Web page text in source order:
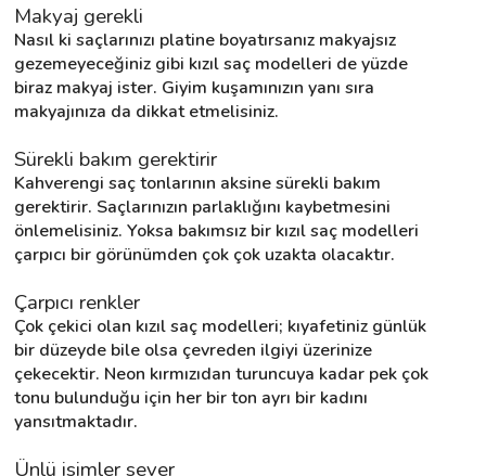
Makyaj gerekli
Nasıl ki saçlarınızı platine boyatırsanız makyajsız
gezemeyeceğiniz gibi kızıl saç modelleri de yüzde
biraz makyaj ister. Giyim kuşamınızın yanı sıra
makyajınıza da dikkat etmelisiniz.
Sürekli bakım gerektirir
Kahverengi saç tonlarının aksine sürekli bakım
gerektirir. Saçlarınızın parlaklığını kaybetmesini
önlemelisiniz. Yoksa bakımsız bir kızıl saç modelleri
çarpıcı bir görünümden çok çok uzakta olacaktır.
Çarpıcı renkler
Çok çekici olan kızıl saç modelleri; kıyafetiniz günlük
bir düzeyde bile olsa çevreden ilgiyi üzerinize
çekecektir. Neon kırmızıdan turuncuya kadar pek çok
tonu bulunduğu için her bir ton ayrı bir kadını
yansıtmaktadır.
Ünlü isimler sever